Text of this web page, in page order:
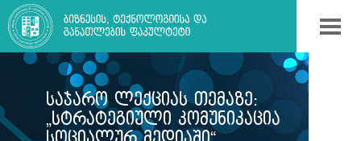
ᲡᲐᲯᲐᲠᲝ ᲚᲔᲥᲪᲘᲐᲡ ᲗᲔᲛᲐᲖᲔ:
„ᲡᲢᲠᲐᲢᲔᲒᲘᲣᲚᲘ ᲙᲝᲛᲣᲜᲘᲙᲐᲪᲘᲐ